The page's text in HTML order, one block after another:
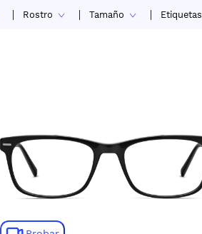
Rostro Tamaño Etiquetas